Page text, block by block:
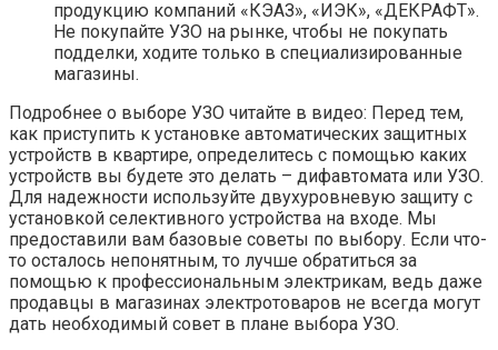
продукцию компаний «КЭАЗ», «ИЭК», «ДЕКРАФТ».
Не покупайте УЗО на рынке, чтобы не покупать
подделки, ходите только в специализированные
магазины.
Подробнее о выборе УЗО читайте в видео: Перед тем,
как приступить к установке автоматических защитных
устройств в квартире, определитесь с помощью каких
устройств вы будете это делать – дифавтомата или УЗО.
Для надежности используйте двухуровневую защиту с
установкой селективного устройства на входе. Мы
предоставили вам базовые советы по выбору. Если что-
то осталось непонятным, то лучше обратиться за
помощью к профессиональным электрикам, ведь даже
продавцы в магазинах электротоваров не всегда могут
дать необходимый совет в плане выбора УЗО.